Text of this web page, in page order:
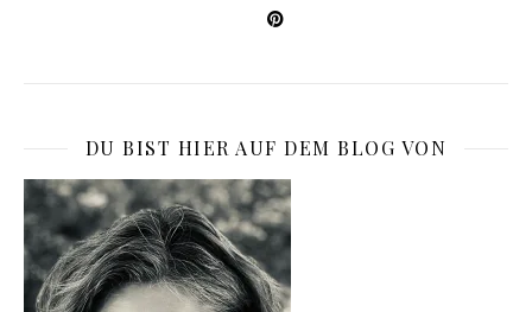
DU BIST HIER AUF DEM BLOG VON